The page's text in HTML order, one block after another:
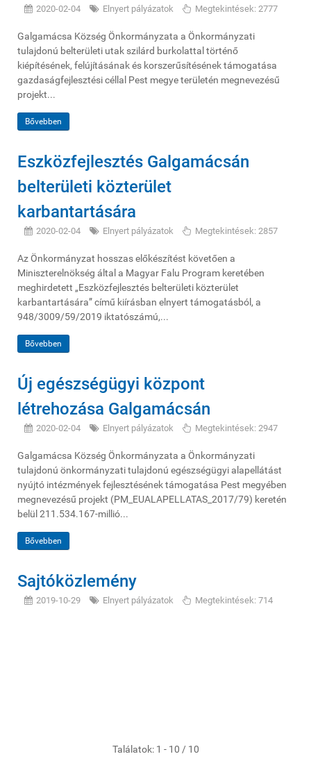
2020-02-04 Elnyert pályázatok Megtekintések: 2777
Galgamácsa Község Önkormányzata a Önkormányzati
tulajdonú belterületi utak szilárd burkolattal történő
kiépítésének, felújításának és korszerűsítésének támogatása
gazdaságfejlesztési céllal Pest megye területén megnevezésű
projekt...
Bővebben
Eszközfejlesztés Galgamácsán
belterületi közterület
karbantartására
2020-02-04 Elnyert pályázatok Megtekintések: 2857
Az Önkormányzat hosszas előkészítést követően a
Miniszterelnökség által a Magyar Falu Program keretében
meghirdetett „Eszközfejlesztés belterületi közterület
karbantartására” című kiírásban elnyert támogatásból, a
948/3009/59/2019 iktatószámú,...
Bővebben
Új egészségügyi központ
létrehozása Galgamácsán
2020-02-04 Elnyert pályázatok Megtekintések: 2947
Galgamácsa Község Önkormányzata a Önkormányzati
tulajdonú önkormányzati tulajdonú egészségügyi alapellátást
nyújtó intézmények fejlesztésének támogatása Pest megyében
megnevezésű projekt (PM_EUALAPELLATAS_2017/79) keretén
belül 211.534.167-millió...
Bővebben
Sajtóközlemény
2019-10-29 Elnyert pályázatok Megtekintések: 714
Találatok: 1 - 10 / 10